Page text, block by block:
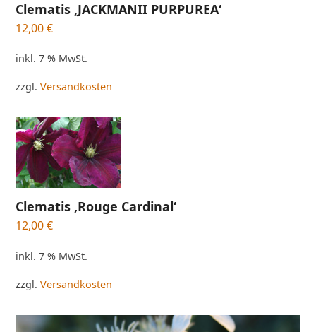
Clematis ‚JACKMANII PURPUREA‘
12,00€
inkl. 7 % MwSt.
zzgl.Versandkosten
Clematis ‚Rouge Cardinal‘
12,00€
inkl. 7 % MwSt.
zzgl.Versandkosten